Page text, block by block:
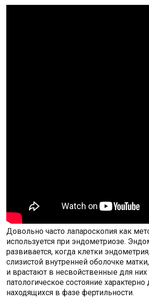
Довольно часто лапароскопия как
используется при эндометриозе.
развивается, когда клетки
слизистой внутренней оболочке
и врастают в несвойственные для них
патологическое состояние
находящихся в фазе фертильности.